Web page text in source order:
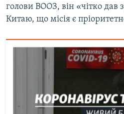
голови ВООЗ, він «чітко дав
Китаю, що місія є